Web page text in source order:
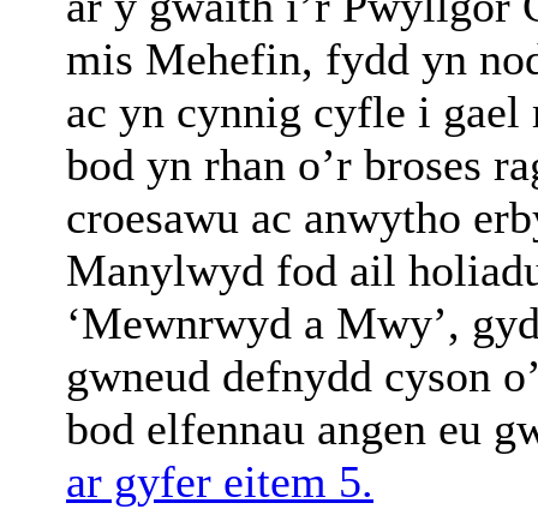
mis Mehefin, fydd yn
ac yn cynnig cyfle i gael
bod yn rhan o’r broses
croesawu ac anwytho
Manylwyd fod ail
‘Mewnrwyd a Mwy’,
gwneud defnydd cyson
bod elfennau angen eu
ar gyfer eitem 5.